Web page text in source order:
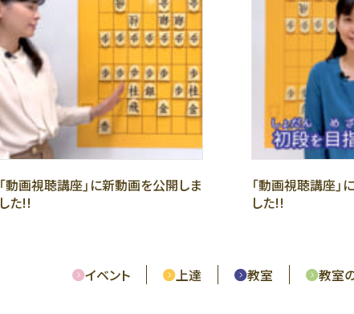
「動画視聴講座」に新動画を公開しま
した!!
「動画視聴講座」
した!!
イベント 上達 教室 教室